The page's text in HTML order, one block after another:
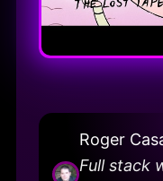
Roger
Full stack